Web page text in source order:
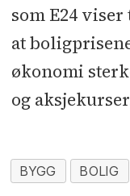
som E24
at
økonomi
og
BYGG BOLIG